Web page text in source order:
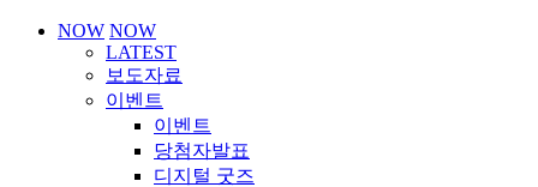
NOW NOW
LATEST
보도자료
이벤트
이벤트
당첨자발표
디지털 굿즈